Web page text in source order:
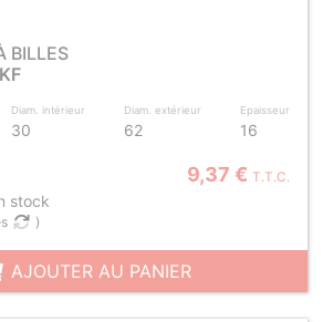
BILLES
Diam. intérieur
30
Diam. extérieur
62
Epaisseur
16
9,37 € T.T.C.
stock
)
AJOUTER AU PANIER